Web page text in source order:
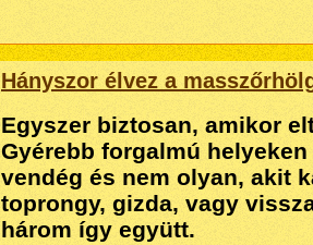
Hányszor élvez a
Egyszer biztosan, amikor
Gyérebb forgalmú
vendég és nem olyan, akit
toprongy, gizda, vagy
három így együtt.